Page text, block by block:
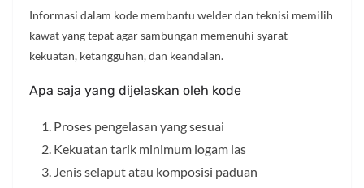
Informasi dalam kode membantu welder dan teknisi memilih
kawat yang tepat agar sambungan memenuhi syarat
kekuatan, ketangguhan, dan keandalan.
Apa saja yang dijelaskan oleh kode
Proses pengelasan yang sesuai
Kekuatan tarik minimum logam las
Jenis selaput atau komposisi paduan